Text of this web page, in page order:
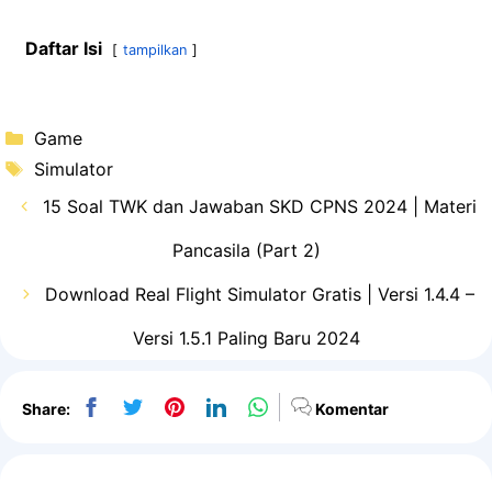
Daftar Isi tampilkan
Kategori
Game
Tag
Simulator
15 Soal TWK dan Jawaban SKD CPNS 2024 | Materi
Pancasila (Part 2)
Download Real Flight Simulator Gratis | Versi 1.4.4 –
Versi 1.5.1 Paling Baru 2024
Share: Komentar